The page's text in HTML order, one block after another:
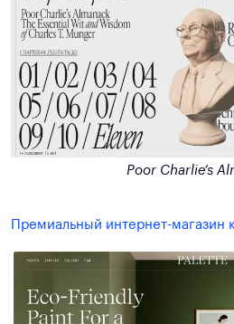
Poor Charlie’s
Премиальный интернет-магазин